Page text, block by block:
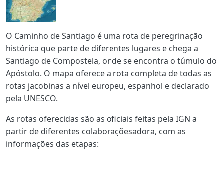
Body
O Caminho de Santiago é uma rota de peregrinação
histórica que parte de diferentes lugares e chega a
Santiago de Compostela, onde se encontra o túmulo do
Apóstolo. O mapa oferece a rota completa de todas as
rotas jacobinas a nível europeu, espanhol e declarado
pela UNESCO.
As rotas oferecidas são as oficiais feitas pela IGN a
partir de diferentes colaboraçõesadora, com as
informações das etapas: